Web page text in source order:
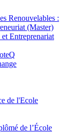
Renouvelables :
(Master)
Entreprenariat
de l'Ecole
de l’École